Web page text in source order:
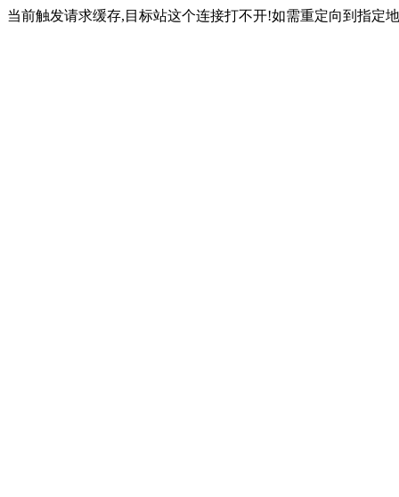
当前触发请求缓存,目标站这个连接打不开!如需重定向到指定